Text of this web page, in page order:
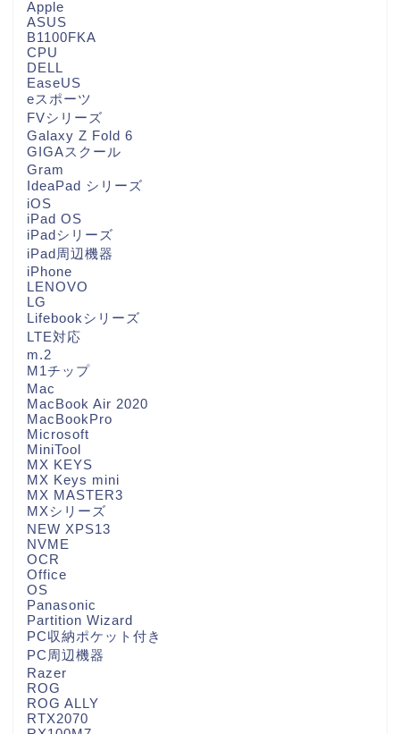
Apple
ASUS
B1100FKA
CPU
DELL
EaseUS
eスポーツ
FVシリーズ
Galaxy Z Fold 6
GIGAスクール
Gram
IdeaPad シリーズ
iOS
iPad OS
iPadシリーズ
iPad周辺機器
iPhone
LENOVO
LG
Lifebookシリーズ
LTE対応
m.2
M1チップ
Mac
MacBook Air 2020
MacBookPro
Microsoft
MiniTool
MX KEYS
MX Keys mini
MX MASTER3
MXシリーズ
NEW XPS13
NVME
OCR
Office
OS
Panasonic
Partition Wizard
PC収納ポケット付き
PC周辺機器
Razer
ROG
ROG ALLY
RTX2070